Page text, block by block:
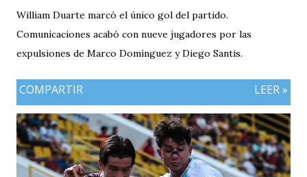
William Duarte marcó el único gol del partido.
Comunicaciones acabó con nueve jugadores por las
expulsiones de Marco Domínguez y Diego Santis.
COMPARTIR LEER »